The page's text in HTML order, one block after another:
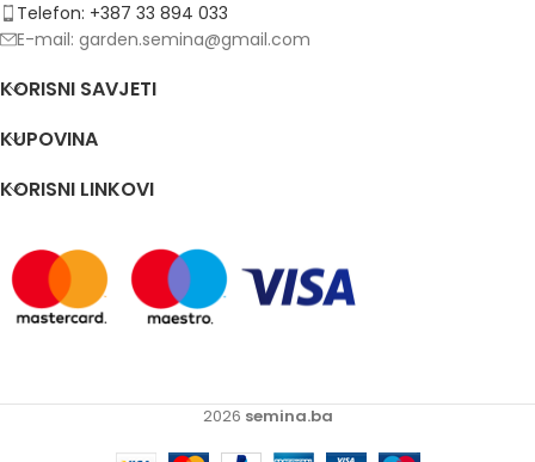
Telefon: +387 33 894 033
E-mail: garden.semina@gmail.com
KORISNI SAVJETI
KUPOVINA
KORISNI LINKOVI
2026 semina.ba